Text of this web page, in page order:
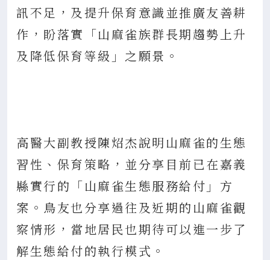
訊不足，及提升保育意識並推廣友善耕
作，盼落實「山麻雀族群長期趨勢上升
及降低保育等級」之願景。
高醫大副教授陳炤杰說明山麻雀的生態
習性、保育策略，並分享目前已在嘉義
縣實行的「山麻雀生態服務給付」方
案。鳥友也分享過往及近期的山麻雀觀
察情形，當地居民也期待可以進一步了
解生態給付的執行模式。